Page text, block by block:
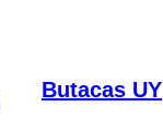
Butacas UY